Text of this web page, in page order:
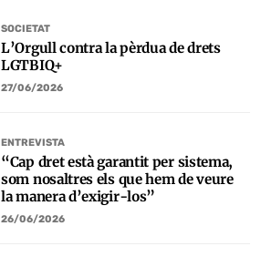
SOCIETAT
L’Orgull contra la pèrdua de drets
LGTBIQ+
27/06/2026
ENTREVISTA
“Cap dret està garantit per sistema,
som nosaltres els que hem de veure
la manera d’exigir-los”
26/06/2026